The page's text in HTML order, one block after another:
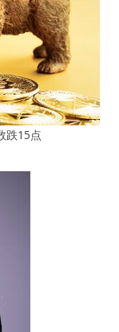
跌15点